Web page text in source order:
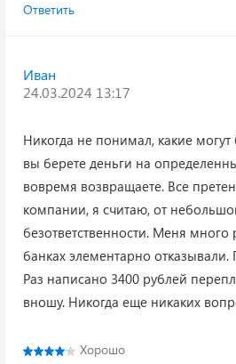
Ответить
Иван
24.03.2024 13:17
Никогда не понимал, какие
вы берете деньги на
вовремя возвращаете. Все
компании, я считаю, от
безответственности. Меня много
банках элементарно отказывали.
Раз написано 3400 рублей
вношу. Никогда еще никаких
Хорошо